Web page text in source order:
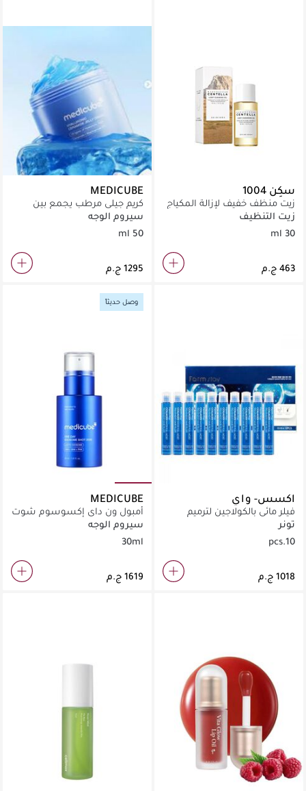
سكِن 1004
زيت منظف خفيف لإزالة المكياج
والشوائب بعمق بلمسة
منعشة.
زيت التنظيف
30 ml
MEDICUBE
كريم جيلي مرطب يجمع بين
الهيالورونيك والسيراميد لحماية
البشرة.
سيروم الوجه
50 ml
اكسس- واي
فيلر مائي بالكولاجين لترميم
الشعر التالف والجاف فوراً.
تونر
10.pcs
وصل حديثاً
MEDICUBE
أمبول ون داي إكسوسوم شوت
بور 2000
سيروم الوجه
30ml